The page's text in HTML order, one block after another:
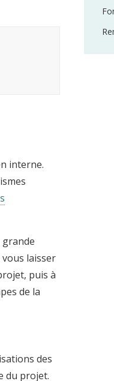
interne.
laisser
puis à
de la
des
du projet.